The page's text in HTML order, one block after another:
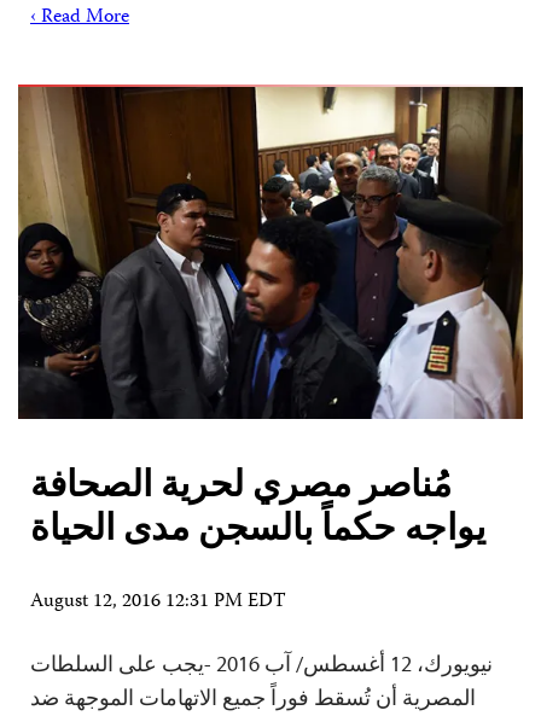
Read More ›
مُناصر مصري لحرية الصحافة
يواجه حكماً بالسجن مدى الحياة
August 12, 2016 12:31 PM EDT
نيويورك، 12 أغسطس/ آب 2016 -يجب على السلطات
المصرية أن تُسقط فوراً جميع الاتهامات الموجهة ضد